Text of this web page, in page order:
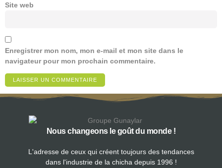
Site web
Enregistrer mon nom, mon e-mail et mon site dans le
navigateur pour mon prochain commentaire.
Nous changeons le goût du monde !
L'adresse de ceux qui créent toujours des tendances
dans l'industrie de la chicha depuis 1996 !